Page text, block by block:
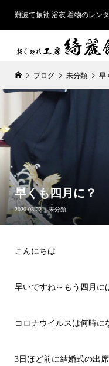
難波で振袖 浴衣 着物のレン
ブログ 未分類 早
早くも四月に？
2020.03.22 未分類
こんにちは
早いですね～もう四月に
コロナウイルスは何時に
3日ほど前に結婚式の出